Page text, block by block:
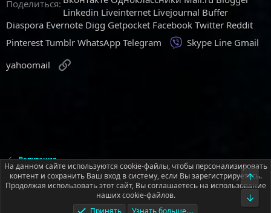
Поделиться:
Linkedin Liveinternet Livejournal Buffer
Diaspora Evernote Digg Getpocket Facebook Twitter Reddit
Pinterest Tumblr WhatsApp Telegram Viber
Skype Line Gmail
yahoomail
Репутация
Русский (RU)
Условия и правила
Политика конфиденциальности
Помощь
На данном сайте используются cookie-файлы, чтобы персонализировать
контент и сохранить Ваш вход в систему, если Вы зарегистрируетесь.
Продолжая использовать этот сайт, Вы соглашаетесь на использование
наших cookie-файлов.
Принять
Узнать больше....
Верх
Низ